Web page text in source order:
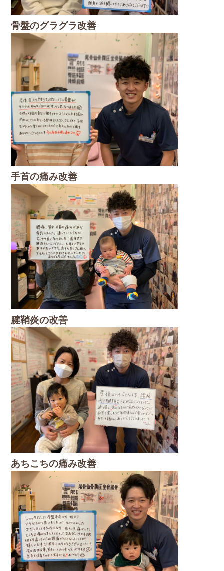
骨盤のグラグラ改善
手首の痛み改善
腱鞘炎の改善
あちこちの痛み改善